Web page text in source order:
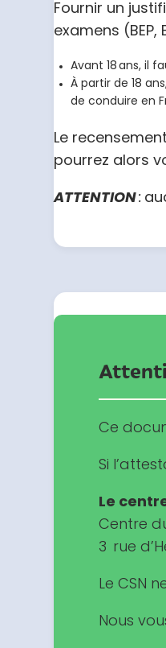
Fournir un
examens
Avant 18 ans, il
À partir de 18
de conduire en
Le
pourrez alors
ATTENTION:
Ce
Si
Le
Centre
3 rue
Le CSN
Nous